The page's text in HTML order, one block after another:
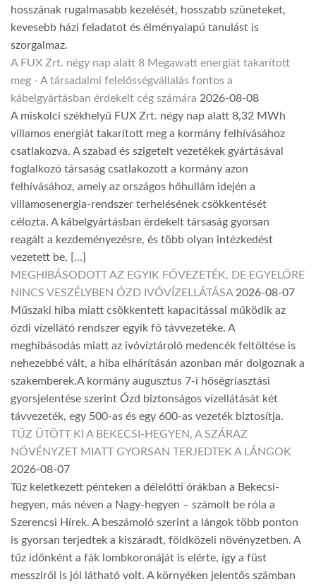
hosszának rugalmasabb kezelését, hosszabb szüneteket,
kevesebb házi feladatot és élményalapú tanulást is
szorgalmaz.
A FUX Zrt. négy nap alatt 8 Megawatt energiát takarított
meg - A társadalmi felelősségvállalás fontos a
kábelgyártásban érdekelt cég számára 2026-08-08
A miskolci székhelyű FUX Zrt. négy nap alatt 8,32 MWh
villamos energiát takarított meg a kormány felhívásához
csatlakozva. A szabad és szigetelt vezetékek gyártásával
foglalkozó társaság csatlakozott a kormány azon
felhívásához, amely az országos hőhullám idején a
villamosenergia-rendszer terhelésének csökkentését
célozta. A kábelgyártásban érdekelt társaság gyorsan
reagált a kezdeményezésre, és több olyan intézkedést
vezetett be, […]
MEGHIBÁSODOTT AZ EGYIK FŐVEZETÉK, DE EGYELŐRE
NINCS VESZÉLYBEN ÓZD IVÓVÍZELLÁTÁSA 2026-08-07
Műszaki hiba miatt csökkentett kapacitással működik az
ózdi vízellátó rendszer egyik fő távvezetéke. A
meghibásodás miatt az ivóvíztároló medencék feltöltése is
nehezebbé vált, a hiba elhárításán azonban már dolgoznak a
szakemberek.A kormány augusztus 7-i hőségriasztási
gyorsjelentése szerint Ózd biztonságos vízellátását két
távvezeték, egy 500-as és egy 600-as vezeték biztosítja.
TŰZ ÜTÖTT KI A BEKECSI-HEGYEN, A SZÁRAZ
NÖVÉNYZET MIATT GYORSAN TERJEDTEK A LÁNGOK
2026-08-07
Tűz keletkezett pénteken a délelőtti órákban a Bekecsi-
hegyen, más néven a Nagy-hegyen – számolt be róla a
Szerencsi Hírek. A beszámoló szerint a lángok több ponton
is gyorsan terjedtek a kiszáradt, földközeli növényzetben. A
tűz időnként a fák lombkoronáját is elérte, így a füst
messziről is jól látható volt. A környéken jelentős számban